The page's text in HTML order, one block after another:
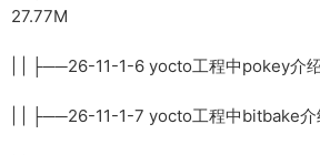
27.77M
| | ├──26-11-1-6 yocto工程中pokey介
| | ├──26-11-1-7 yocto工程中bitbake